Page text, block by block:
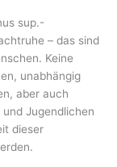
sup.-
– das sind
Keine
unabhängig
aber auch
Jugendlichen
dieser